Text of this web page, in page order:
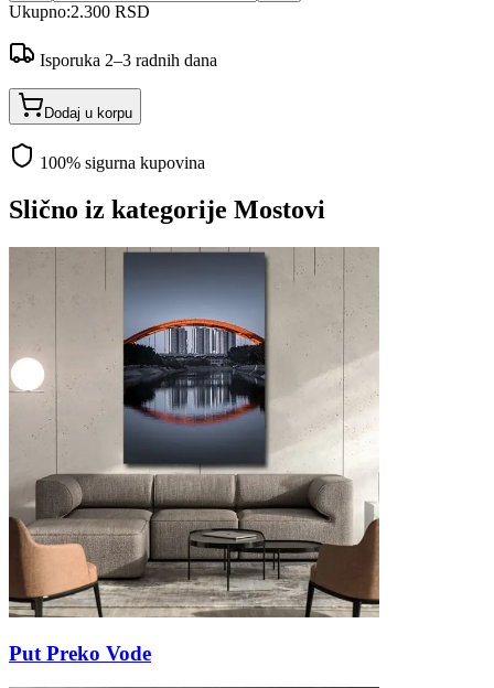
Ukupno:2.300 RSD
Isporuka 2–3 radnih dana
Dodaj u korpu
100% sigurna kupovina
Slično iz kategorije Mostovi
Put Preko Vode